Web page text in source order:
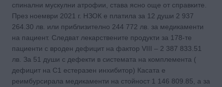
спинални мускулни атрофии, става ясно още от справките.
През ноември 2021 г. НЗОК е платила за 12 души 2 937
264.30 лв. или приблизително 244 772 лв. за медикаменти
на пациент. Следват лекарствените продукти за 178-те
пациенти с вроден дефицит на фактор VІІІ – 2 387 833.51
лв. За 51 души с дефекти в системата на комплемента (
дефицит на С1 естеразен инхибитор) Касата е
реимбурсирала медикаменти на стойност 1 146 809.85, а за